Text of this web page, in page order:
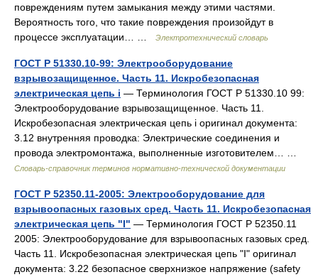
повреждениям путем замыкания между этими частями.
Вероятность того, что такие повреждения произойдут в
процессе эксплуатации… …
Электротехнический словарь
ГОСТ Р 51330.10-99: Электрооборудование
взрывозащищенное. Часть 11. Искробезопасная
электрическая цепь i — Терминология ГОСТ Р 51330.10 99:
Электрооборудование взрывозащищенное. Часть 11.
Искробезопасная электрическая цепь i оригинал документа:
3.12 внутренняя проводка: Электрические соединения и
провода электромонтажа, выполненные изготовителем… …
Словарь-справочник терминов нормативно-технической документации
ГОСТ Р 52350.11-2005: Электрооборудование для
взрывоопасных газовых сред. Часть 11. Искробезопасная
электрическая цепь "I" — Терминология ГОСТ Р 52350.11
2005: Электрооборудование для взрывоопасных газовых сред.
Часть 11. Искробезопасная электрическая цепь "I" оригинал
документа: 3.22 безопасное сверхнизкое напряжение (safety